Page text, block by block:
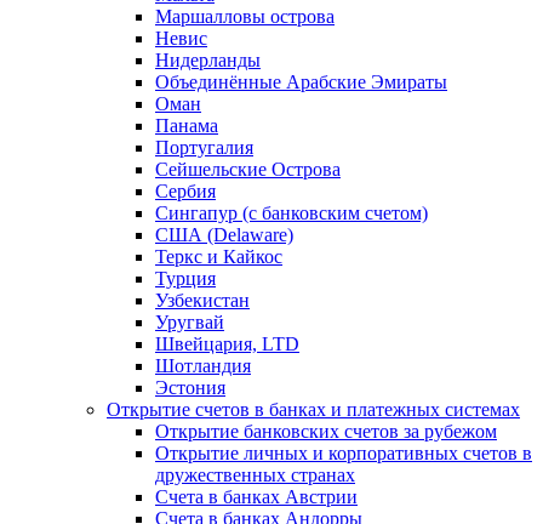
Маршалловы острова
Нeвис
Нидерланды
Объединённые Арабские Эмираты
Оман
Панама
Португалия
Сейшельские Острова
Сербия
Сингапур (c банковским счетом)
США (Delaware)
Теркс и Кайкос
Турция
Узбекистан
Уругвай
Швейцария, LTD
Шотландия
Эстония
Открытие счетов в банках и платежных системах
Открытие банковских счетов за рубежом
Открытие личных и корпоративных счетов в
дружественных странах
Счета в банках Австрии
Счета в банках Андорры